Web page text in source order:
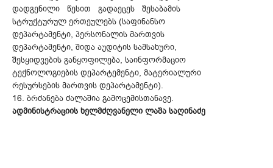
დადგენილი წესით გადაეცეს შესაბამის
სტრუქტურულ ერთეულებს (საფინანსო
დეპარტამენტი, პერსონალის მართვის
დეპარტამენტი, შიდა აუდიტის სამსახური,
შესყიდვების განყოფილება, საინფორმაციო
ტექნოლოგიების დეპარტემენტი, მატერიალური
რესურსების მართვის დეპარტამენტი).
16. ბრძანება ძალაშია გამოცემისთანავე.
ადმინისტრაციის ხელმძღვანელი ლაშა საღინაძე